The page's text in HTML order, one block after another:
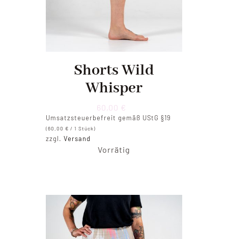
Shorts Wild
Whisper
60,00 €
Umsatzsteuerbefreit gemäß UStG §19
(60,00€ / 1 Stück)
zzgl.Versand
Vorrätig